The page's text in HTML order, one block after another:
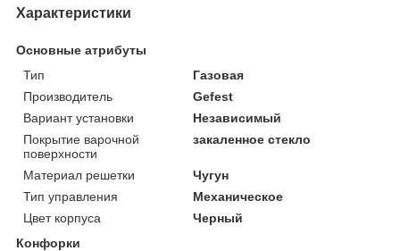
Характеристики
Основные атрибуты
Тип
Газовая
Производитель
Gefest
Вариант установки
Независимый
Покрытие варочной
поверхности
закаленное стекло
Материал решетки
Чугун
Тип управления
Механическое
Цвет корпуса
Черный
Конфорки